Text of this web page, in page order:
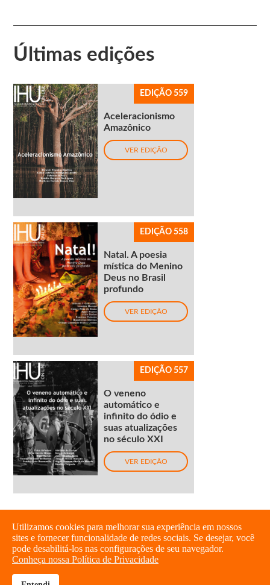
Últimas edições
EDIÇÃO 559
Aceleracionismo
Amazônico
VER EDIÇÃO
EDIÇÃO 558
Natal. A poesia
mística do Menino
Deus no Brasil
profundo
VER EDIÇÃO
EDIÇÃO 557
O veneno
automático e
infinito do ódio e
suas atualizações
no século XXI
VER EDIÇÃO
Utilizamos cookies para melhorar sua experiência em nossos
sites e fornecer funcionalidade de redes sociais. Se desejar, você
pode desabilitá-los nas configurações de seu navegador.
Conheça nossa Política de Privacidade